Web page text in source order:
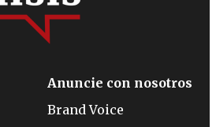
Anuncie con nosotros
Brand Voice